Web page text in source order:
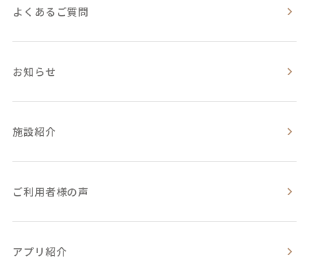
よくあるご質問
お知らせ
施設紹介
ご利用者様の声
アプリ紹介